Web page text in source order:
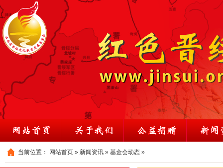
当前位置： 网站首页 » 新闻资讯 » 基金会动态 »